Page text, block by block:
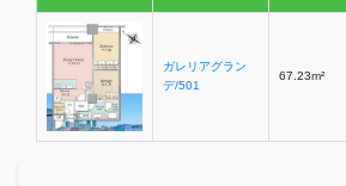
ガレリアグラン
デ/501
67.23m²